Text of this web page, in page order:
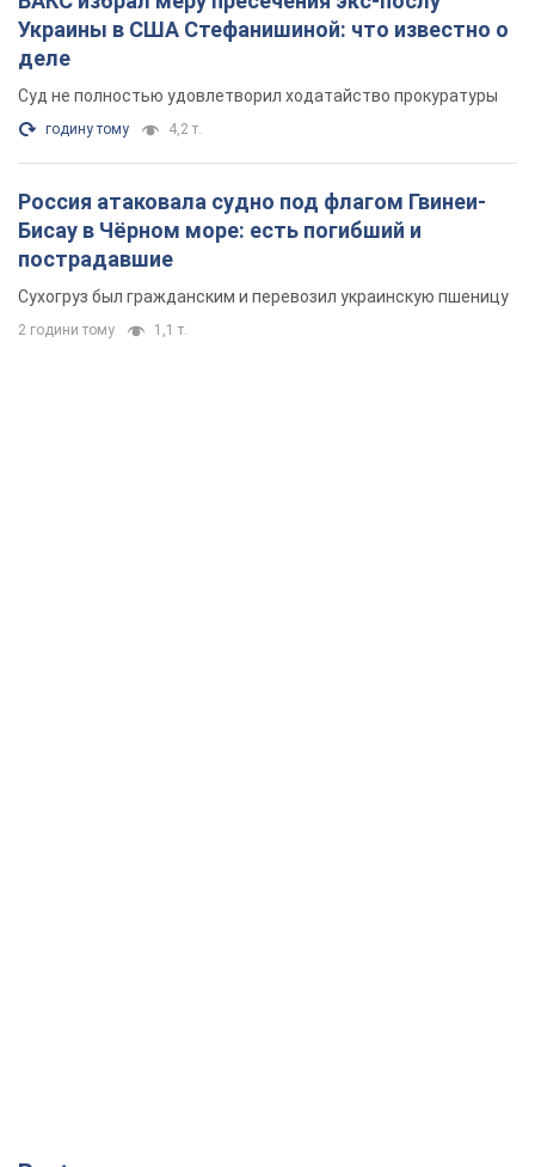
Украины в США Стефанишиной: что известно о
деле
Суд не полностью удовлетворил ходатайство прокуратуры
годину тому 4,2 т.
Россия атаковала судно под флагом Гвинеи-
Бисау в Чёрном море: есть погибший и
пострадавшие
Сухогруз был гражданским и перевозил украинскую пшеницу
2 години тому 1,1 т.